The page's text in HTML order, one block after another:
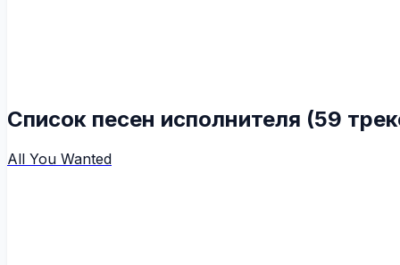
Список песен исполнителя (59
All You Wanted